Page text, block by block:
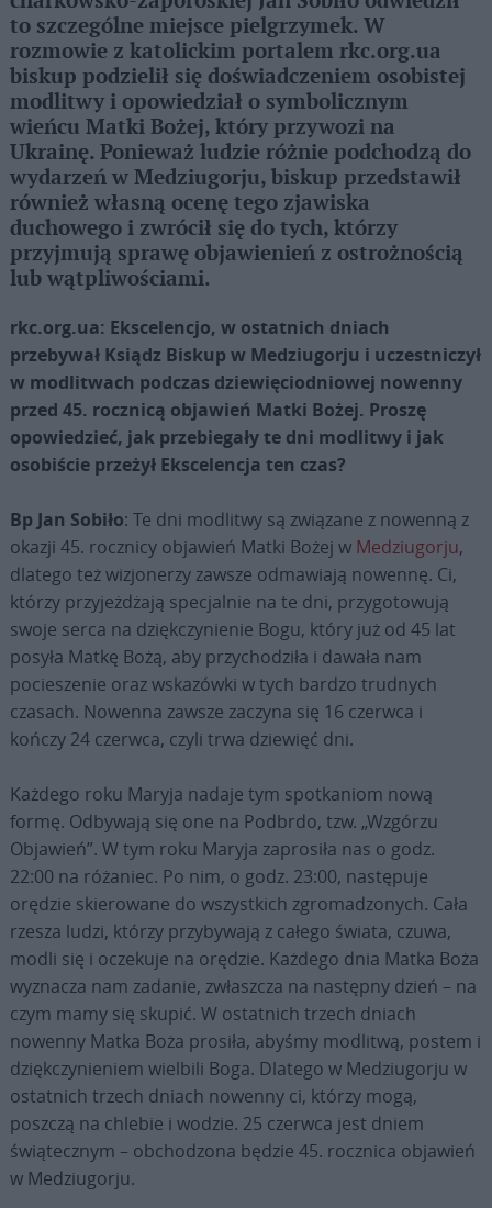
to szczególne miejsce pielgrzymek. W
rozmowie z katolickim portalem rkc.org.ua
biskup podzielił się doświadczeniem osobistej
modlitwy i opowiedział o symbolicznym
wieńcu Matki Bożej, który przywozi na
Ukrainę. Ponieważ ludzie różnie podchodzą do
wydarzeń w Medziugorju, biskup przedstawił
również własną ocenę tego zjawiska
duchowego i zwrócił się do tych, którzy
przyjmują sprawę objawienień z ostrożnością
lub wątpliwościami.
rkc.org.ua: Ekscelencjo, w ostatnich dniach
przebywał Ksiądz Biskup w Medziugorju i uczestniczył
w modlitwach podczas dziewięciodniowej nowenny
przed 45. rocznicą objawień Matki Bożej. Proszę
opowiedzieć, jak przebiegały te dni modlitwy i jak
osobiście przeżył Ekscelencja ten czas?
Bp Jan Sobiło: Te dni modlitwy są związane z nowenną z
okazji 45. rocznicy objawień Matki Bożej w Medziugorju,
dlatego też wizjonerzy zawsze odmawiają nowennę. Ci,
którzy przyjeżdżają specjalnie na te dni, przygotowują
swoje serca na dziękczynienie Bogu, który już od 45 lat
posyła Matkę Bożą, aby przychodziła i dawała nam
pocieszenie oraz wskazówki w tych bardzo trudnych
czasach. Nowenna zawsze zaczyna się 16 czerwca i
kończy 24 czerwca, czyli trwa dziewięć dni.
Każdego roku Maryja nadaje tym spotkaniom nową
formę. Odbywają się one na Podbrdo, tzw. „Wzgórzu
Objawień”. W tym roku Maryja zaprosiła nas o godz.
22:00 na różaniec. Po nim, o godz. 23:00, następuje
orędzie skierowane do wszystkich zgromadzonych. Cała
rzesza ludzi, którzy przybywają z całego świata, czuwa,
modli się i oczekuje na orędzie. Każdego dnia Matka Boża
wyznacza nam zadanie, zwłaszcza na następny dzień – na
czym mamy się skupić. W ostatnich trzech dniach
nowenny Matka Boża prosiła, abyśmy modlitwą, postem i
dziękczynieniem wielbili Boga. Dlatego w Medziugorju w
ostatnich trzech dniach nowenny ci, którzy mogą,
poszczą na chlebie i wodzie. 25 czerwca jest dniem
świątecznym – obchodzona będzie 45. rocznica objawień
w Medziugorju.